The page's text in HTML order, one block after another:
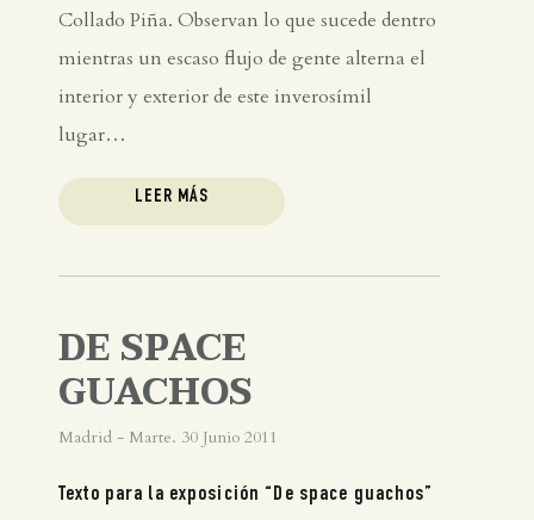
Collado Piña. Observan lo que sucede dentro
mientras un escaso flujo de gente alterna el
interior y exterior de este inverosímil
lugar…
LEER MÁS
DE SPACE
GUACHOS
Madrid - Marte. 30 Junio 2011
Texto para la exposición “De space guachos”